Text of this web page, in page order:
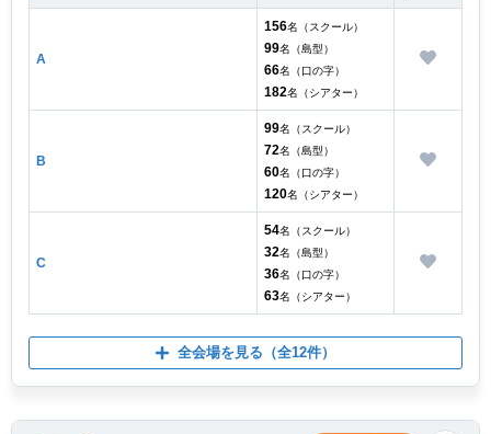
A
156名（スクール）
99名（島型）
66名（口の字）
182名（シアター）
B
99名（スクール）
72名（島型）
60名（口の字）
120名（シアター）
C
54名（スクール）
32名（島型）
36名（口の字）
63名（シアター）
全会場を見る （全12件）